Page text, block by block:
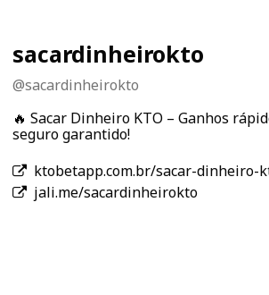
sacardinheirokto
@sacardinheirokto
🔥 Sacar Dinheiro KTO – Ganhos
seguro garantido!
ktobetapp.com.br/sacar-dinheiro-
jali.me/sacardinheirokto